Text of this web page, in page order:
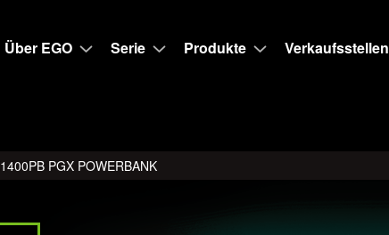
Über EGO
Serie Produkte Verkaufsstellen
PGX POWERBANK